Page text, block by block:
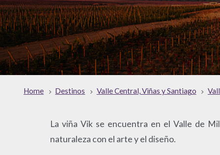
Home Destinos Valle Central, Viñas y Santiago
La viña Vik se encuentra en el Valle de
naturaleza con el arte y el diseño.